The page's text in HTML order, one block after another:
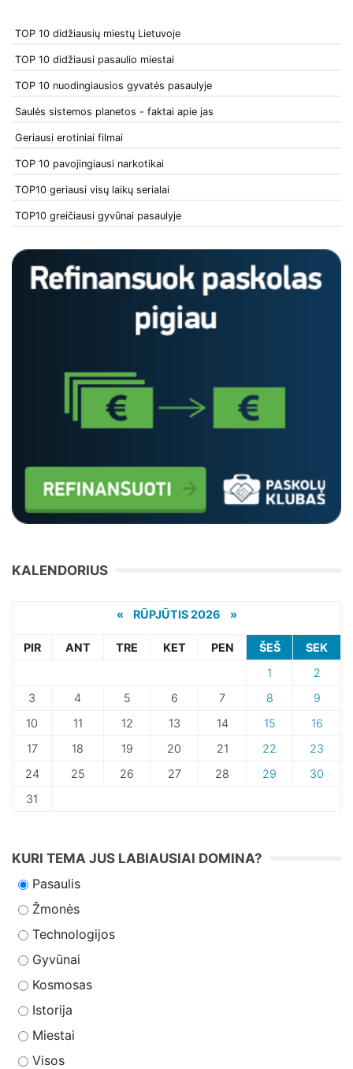
TOP 10 didžiausių miestų Lietuvoje
TOP 10 didžiausi pasaulio miestai
TOP 10 nuodingiausios gyvatės pasaulyje
Saulės sistemos planetos - faktai apie jas
Geriausi erotiniai filmai
TOP 10 pavojingiausi narkotikai
TOP10 geriausi visų laikų serialai
TOP10 greičiausi gyvūnai pasaulyje
KALENDORIUS
« RŪPJŪTIS 2026 »
PIR ANT TRE KET PEN ŠEŠ
SEK
1
2
3
4 5 6 7 8
9
10
11 12 13 14 15
16
17
18 19 20 21 22
23
24
25 26 27 28 29
30
31
KURI TEMA JUS LABIAUSIAI DOMINA?
Pasaulis
Žmonės
Technologijos
Gyvūnai
Kosmosas
Istorija
Miestai
Visos